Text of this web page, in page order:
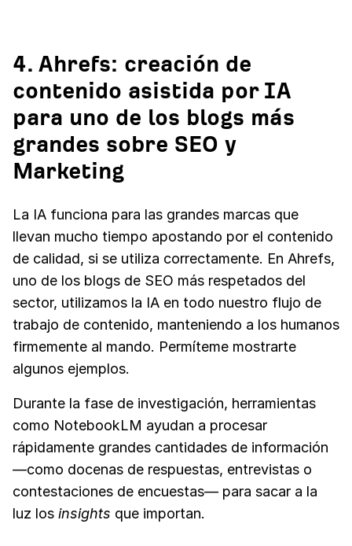
4. Ahrefs: creación de
contenido asistida por IA
para uno de los blogs más
grandes sobre SEO y
Marketing
La IA funciona para las grandes marcas que
llevan mucho tiempo apostando por el contenido
de calidad, si se utiliza correctamente. En Ahrefs,
uno de los blogs de SEO más respetados del
sector, utilizamos la IA en todo nuestro flujo de
trabajo de contenido, manteniendo a los humanos
firmemente al mando. Permíteme mostrarte
algunos ejemplos.
Durante la fase de investigación, herramientas
como NotebookLM ayudan a procesar
rápidamente grandes cantidades de información
—como docenas de respuestas, entrevistas o
contestaciones de encuestas— para sacar a la
luz los insights que importan.